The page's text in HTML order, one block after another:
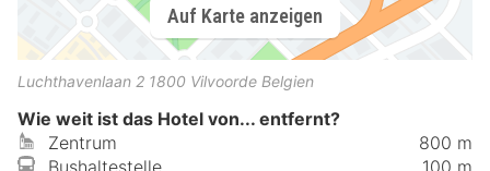
Auf Karte anzeigen
Luchthavenlaan 2 1800 Vilvoorde Belgien
Wie weit ist das Hotel von... entfernt?
Zentrum
800 m
Bushaltestelle
100 m